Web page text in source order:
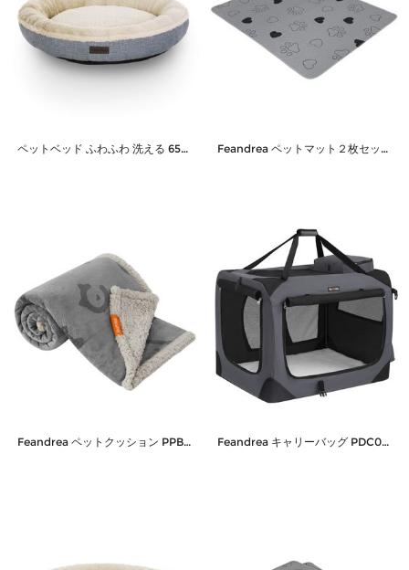
ペットベッド ふわふわ 洗える 65×65×12cm Feandrea ペットマット２枚セット PTD036G01
Feandrea ペットクッション PPB050G01 Feandrea キャリーバッグ PDC008G01